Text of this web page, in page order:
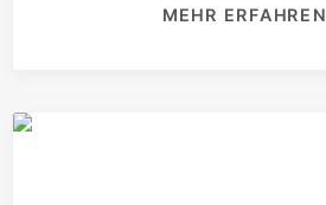
MEHR ERFAHREN